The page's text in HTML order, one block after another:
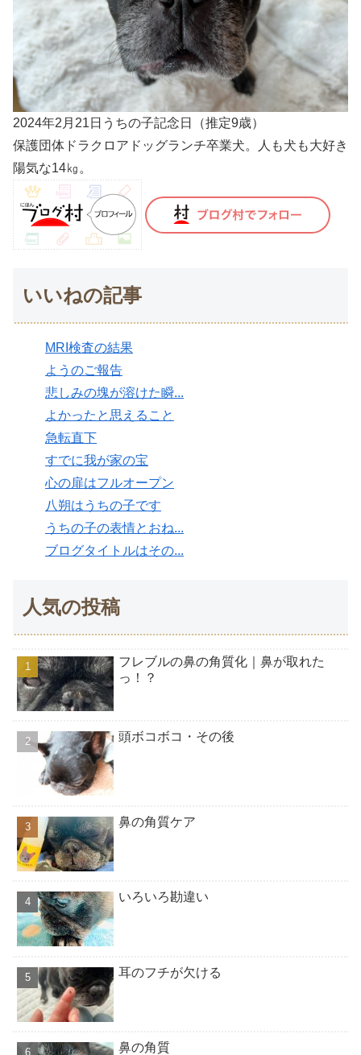
2024年2月21日うちの子記念日（推定9歳）
保護団体ドラクロアドッグランチ卒業犬。人も犬も大好き
陽気な14㎏。
いいねの記事
MRI検査の結果
ようのご報告
悲しみの塊が溶けた瞬...
よかったと思えること
急転直下
すでに我が家の宝
心の扉はフルオープン
八朔はうちの子です
うちの子の表情とおね...
ブログタイトルはその...
人気の投稿
フレブルの鼻の角質化｜鼻が取れた
っ！？
頭ボコボコ・その後
鼻の角質ケア
いろいろ勘違い
耳のフチが欠ける
鼻の角質